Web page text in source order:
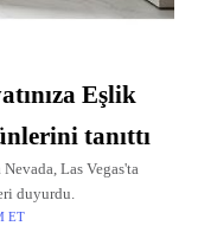
Eşlik
tanıttı
Las Vegas'ta
duyurdu.
ET